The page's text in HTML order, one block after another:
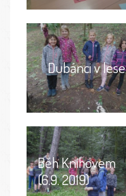
Dubánci v lese
Běh Knihovem
(6.9. 2019)